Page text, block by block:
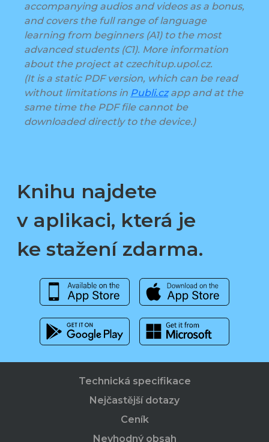
accompanying audios and videos as a bonus,
and covers the full range of language
learning from beginners (A1) to the most
advanced students (C1). More information
about the project at czechitup.upol.cz.
(It is a static PDF version, which can be read
without limitations in Publi.czapp and at the
same time the PDF file cannot be
downloaded directly to the device.)
Knihu najdete
v aplikaci, která je
ke stažení zdarma.
Technická specifikace
Nejčastější dotazy
Ceník
Nevhodný obsah